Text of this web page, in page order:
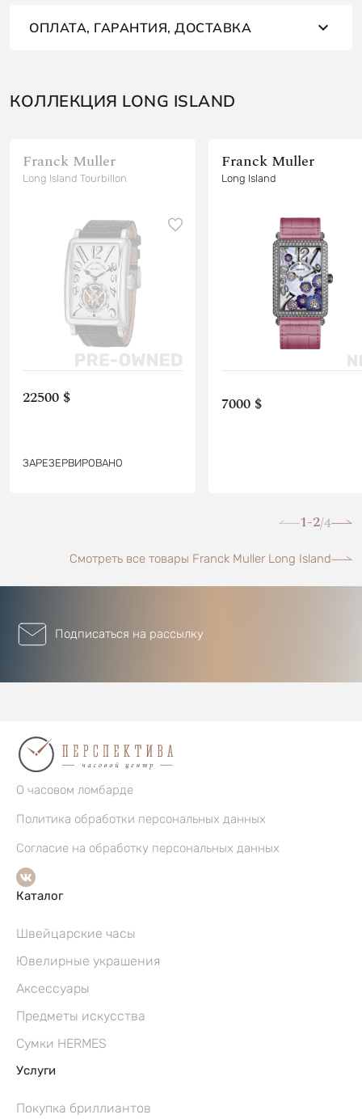
ОПЛАТА, ГАРАНТИЯ, ДОСТАВКА
КОЛЛЕКЦИЯ LONG ISLAND
Franck Muller
Long Island Tourbillon
22500 $
ЗАРЕЗЕРВИРОВАНО
Franck Muller
Long Island
7000 $
1-2/4
Смотреть все товары Franck Muller Long Island
Подписаться на рассылку
О часовом ломбарде
Политика обработки персональных данных
Согласие на обработку персональных данных
Каталог
Швейцарские часы
Ювелирные украшения
Аксессуары
Предметы искусства
Сумки HERMES
Услуги
Покупка бриллиантов